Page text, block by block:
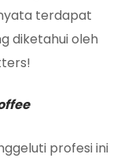
terdapat
diketahui oleh
profesi ini